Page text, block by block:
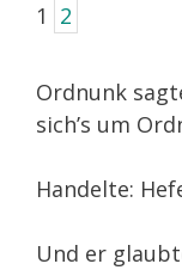
1 2
Ordnunk
sich’s um
Handelte:
Und er